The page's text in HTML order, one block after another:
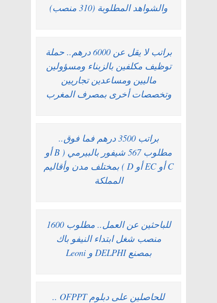
والشواهد المطلوبة (310 منصب)
براتب لا يقل عن 6000 درهم.. حملة
توظيف مكلفين بالزبناء ومسؤولين
ماليين ومساعدين تجاريين
وتخصصات أخرى بمصرف المغرب
براتب 3500 درهم فما فوق..
مطلوب 567 شيفور بالبيرمي ( B أو
C أو EC أو D ) بمختلف مدن وأقاليم
المملكة
للباحثين عن العمل.. مطلوب 1600
منصب شغل ابتداء النيفو باك
بمصنع DELPHI و Leoni
للحاصلين على دبلوم OFPPT ..